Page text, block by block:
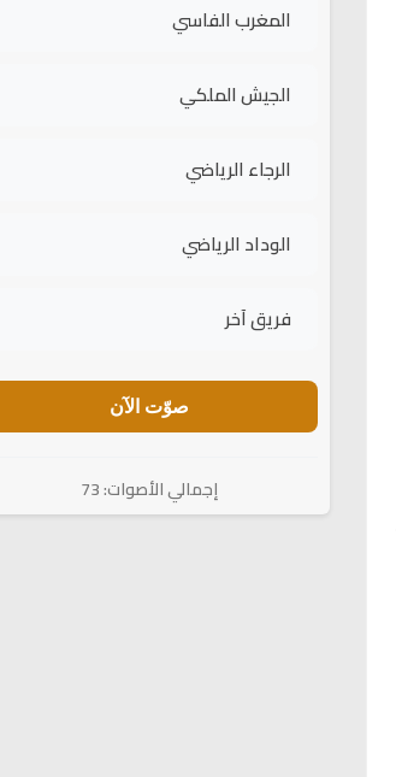
المغرب الفاسي
الجيش الملكي
الرجاء الرياضي
الوداد الرياضي
فريق آخر
صوّت الآن
إجمالي الأصوات: 73